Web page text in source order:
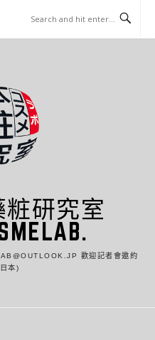
粧研究室
歡迎記者會邀約
本)